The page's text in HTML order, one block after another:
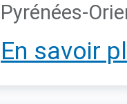
Pyrénées-
En savoir